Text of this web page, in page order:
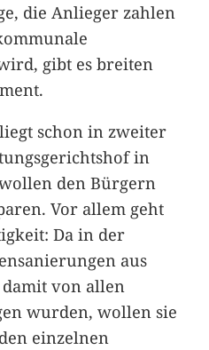
die Anlieger zahlen
gibt es breiten
schon in zweiter
in
den Bürgern
Vor allem geht
Da in der
aus
damit von allen
wurden, wollen sie
einzelnen